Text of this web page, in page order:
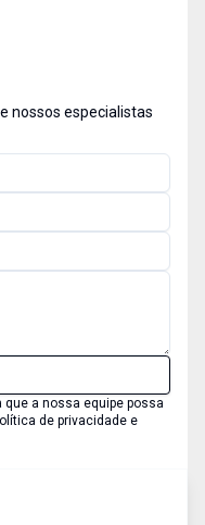
nossos especialistas
a nossa equipe possa
de privacidade e